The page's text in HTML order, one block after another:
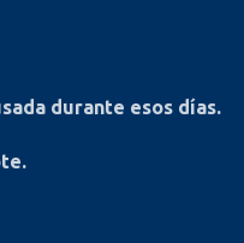
durante esos días.